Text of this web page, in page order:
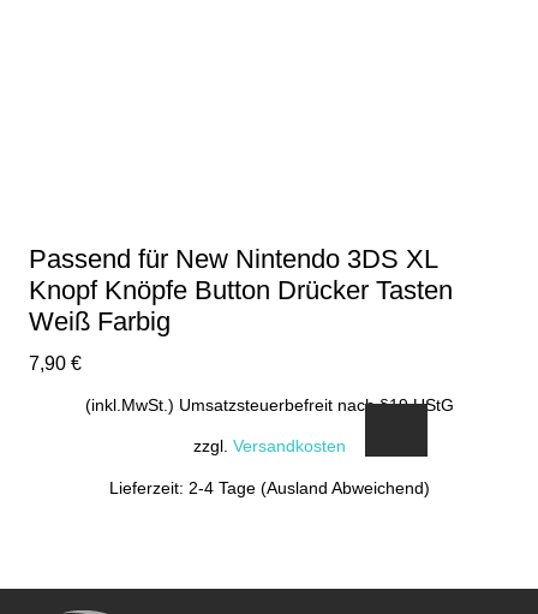
Passend für New Nintendo 3DS XL
Knopf Knöpfe Button Drücker Tasten
Weiß Farbig
7,90 €
(inkl.MwSt.) Umsatzsteuerbefreit nach §19 UStG
zzgl. Versandkosten
Lieferzeit: 2-4 Tage (Ausland Abweichend)